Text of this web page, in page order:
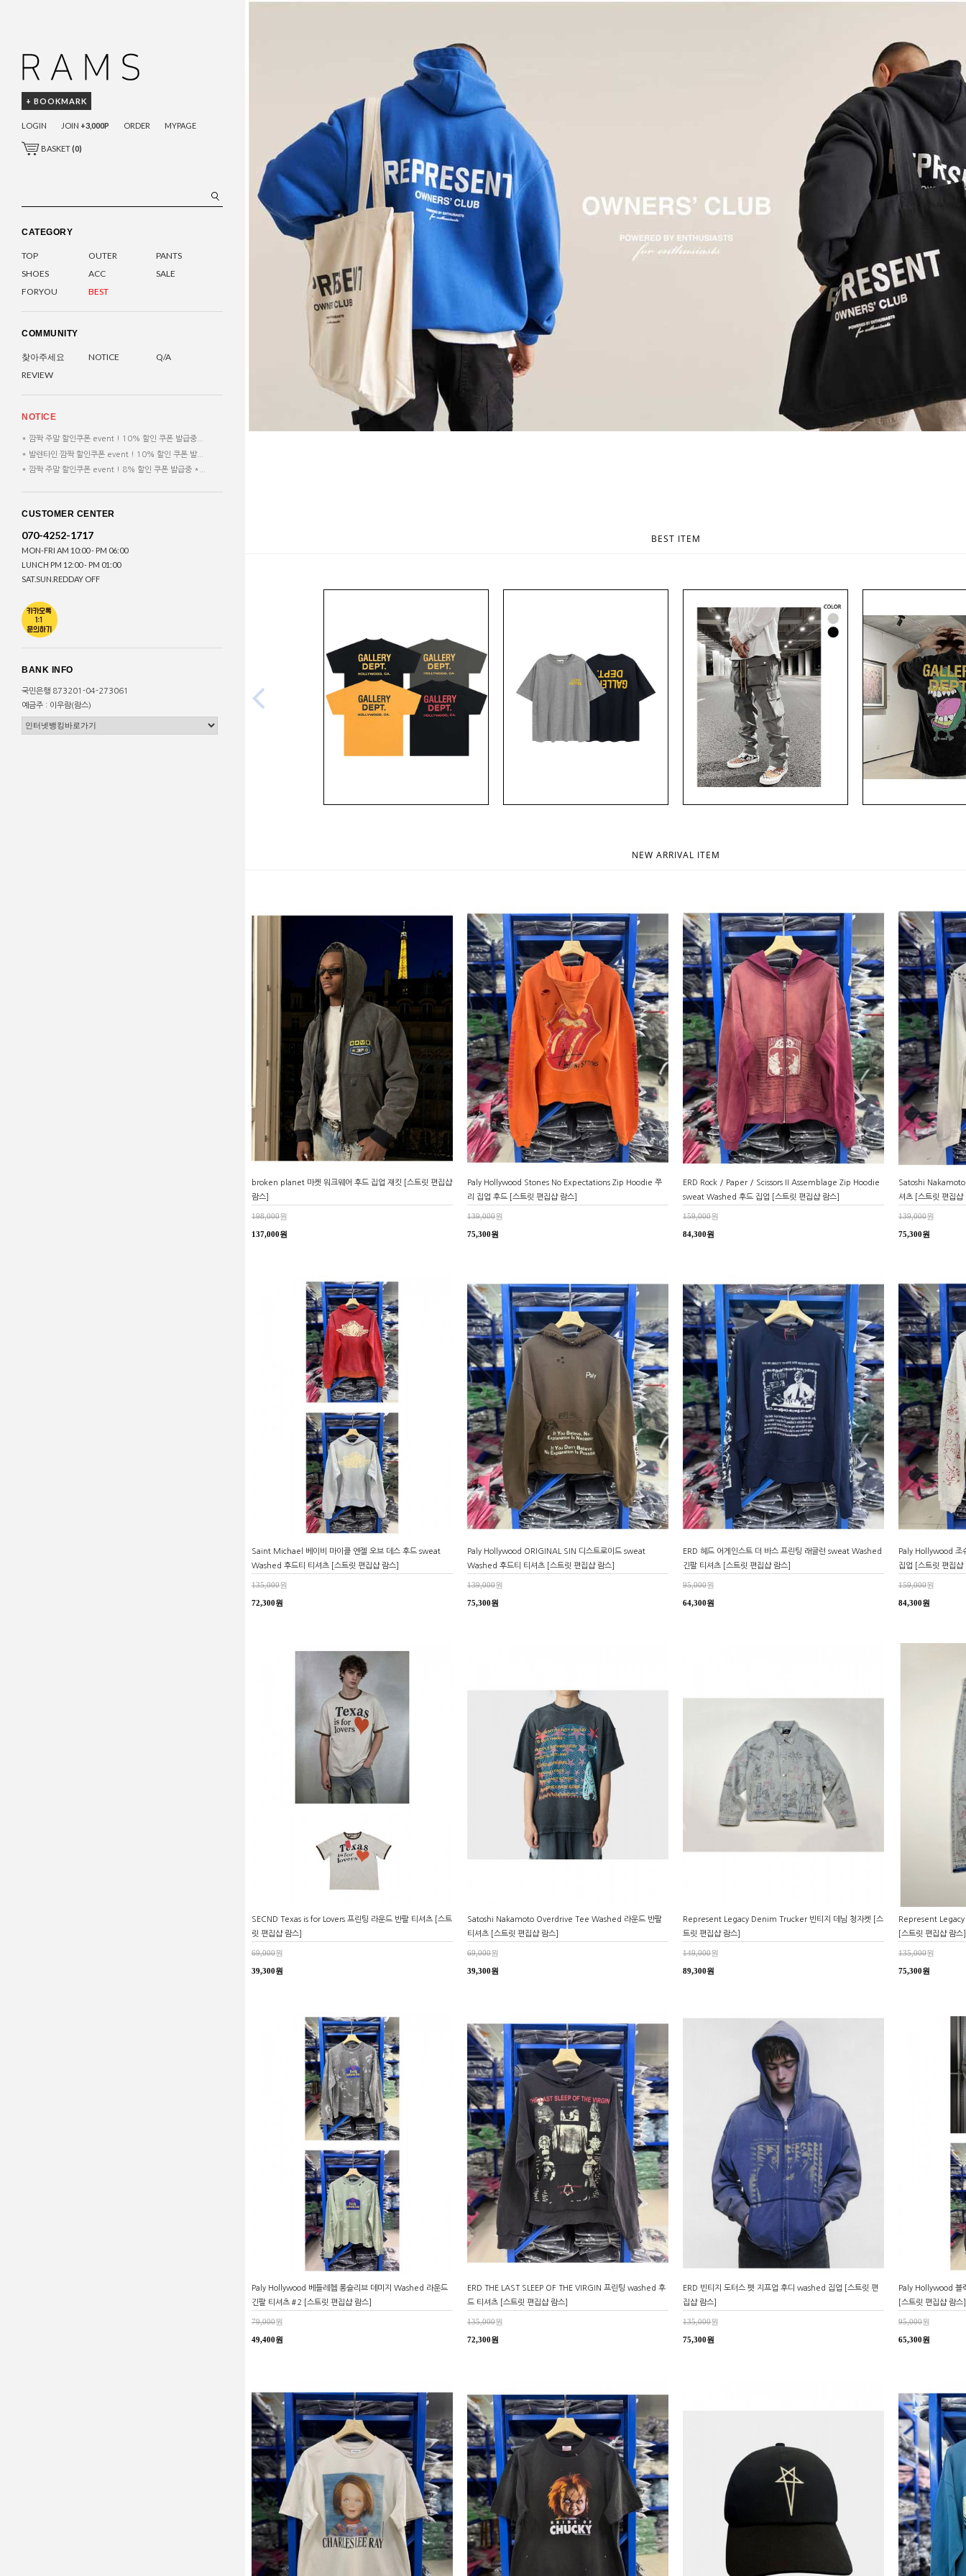
+ BOOKMARK
LOGIN JOIN +3,000P ORDER MYPAGE
BASKET(0)
CATEGORY
TOP OUTER
PANTS
SHOES
ACC
SALE
FORYOU
BEST
COMMUNITY
찾아주세요 NOTICE
Q/A
REVIEW
NOTICE
* 깜짝 주말 할인쿠폰 event ! 10% 할인 쿠폰 발급중...
* 발렌타인 깜짝 할인쿠폰 event ! 10% 할인 쿠폰 발...
* 깜짝 주말 할인쿠폰 event ! 8% 할인 쿠폰 발급중 *...
CUSTOMER CENTER
070-4252-1717
MON-FRI AM 10:00 - PM 06:00
LUNCH PM 12:00 - PM 01:00
SAT.SUN.REDDAY OFF
BANK INFO
국민은행 873201-04-273061
예금주 : 이우람(람스)
BEST ITEM

NEW ARRIVAL ITEM
broken planet 마켓 워크웨어 후드 집업 재킷 [스트릿 편집샵
람스]
198,000원
137,000원
Paly Hollywood Stones No Expectations Zip Hoodie 쭈
리 집업 후드 [스트릿 편집샵 람스]
139,000원
75,300원
ERD Rock / Paper / Scissors II Assemblage Zip Hoodie
sweat Washed 후드 집업 [스트릿 편집샵 람스]
159,000원
84,300원
Satoshi Nakamoto
셔츠 [스트릿 편집샵
139,000원
75,300원
Saint Michael 베이비 마이클 엔젤 오브 데스 후드 sweat
Washed 후드티 티셔츠 [스트릿 편집샵 람스]
135,000원
72,300원
Paly Hollywood ORIGINAL SIN 디스트로이드 sweat
Washed 후드티 티셔츠 [스트릿 편집샵 람스]
139,000원
75,300원
ERD 헤드 어게인스트 더 바스 프린팅 래글런 sweat Washed
긴팔 티셔츠 [스트릿 편집샵 람스]
95,000원
64,300원
Paly Hollywood 조
집업 [스트릿 편집샵
159,000원
84,300원
SECND Texas is for Lovers 프린팅 라운드 반팔 티셔츠 [스트
릿 편집샵 람스]
69,000원
39,300원
Satoshi Nakamoto Overdrive Tee Washed 라운드 반팔
티셔츠 [스트릿 편집샵 람스]
69,000원
39,300원
Represent Legacy Denim Trucker 빈티지 데님 청자켓 [스
트릿 편집샵 람스]
149,000원
89,300원
Represent
[스트릿 편집샵 람스]
135,000원
75,300원
Paly Hollywood 베들레헴 롱슬리브 데미지 Washed 라운드
긴팔 티셔츠 #2 [스트릿 편집샵 람스]
79,000원
49,400원
ERD THE LAST SLEEP OF THE VIRGIN 프린팅 washed 후
드 티셔츠 [스트릿 편집샵 람스]
135,000원
72,300원
ERD 빈티지 도터스 펫 지프업 후디 washed 집업 [스트릿 편
집샵 람스]
135,000원
75,300원
Paly Hollywood 블
[스트릿 편집샵 람스]
95,000원
65,300원